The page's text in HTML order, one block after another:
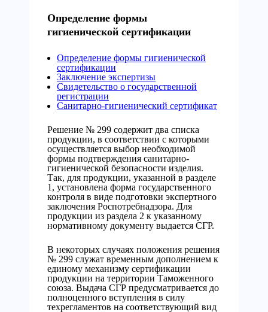
Определение формы
гигиенической сертификации
Определение формы гигиенической
сертификации
Заключение экспертизы
Свидетельство о государственной
регистрации
Санитарно-гигиенический сертификат
Решение № 299 содержит два списка
продукции, в соответствии с которыми
осуществляется выбор необходимой
формы подтверждения санитарно-
гигиенической безопасности изделия.
Так, для продукции, указанной в разделе
1, установлена форма государственного
контроля в виде подготовки экспертного
заключения Роспотребнадзора. Для
продукции из раздела 2 к указанному
нормативному документу выдается СГР.
В некоторых случаях положения решения
№ 299 служат временным дополнением к
единому механизму сертификации
продукции на территории Таможенного
союза. Выдача СГР предусматривается до
полноценного вступления в силу
техрегламентов на соответствующий вид